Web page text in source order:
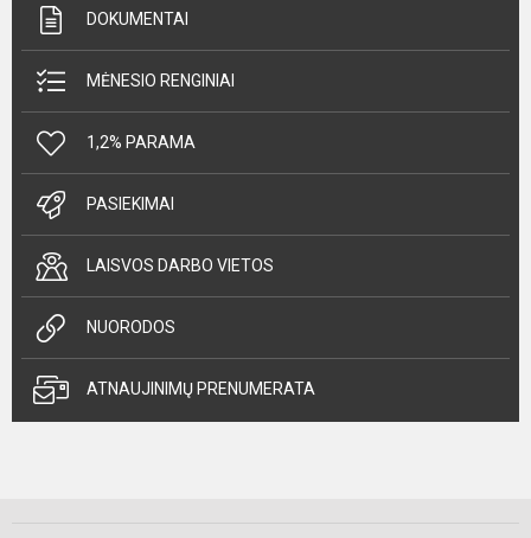
DOKUMENTAI
MĖNESIO RENGINIAI
1,2% PARAMA
PASIEKIMAI
LAISVOS DARBO VIETOS
NUORODOS
ATNAUJINIMŲ PRENUMERATA